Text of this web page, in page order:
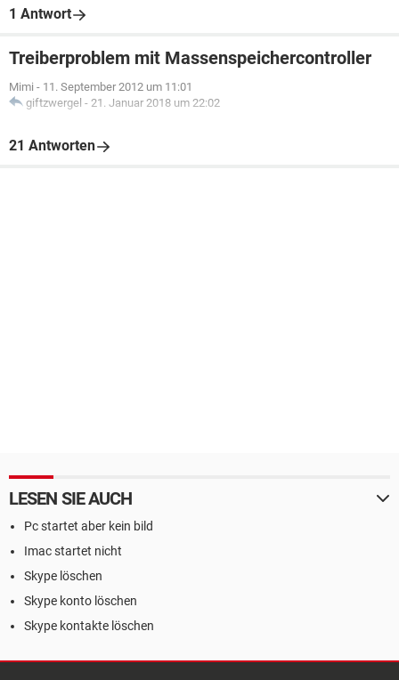
1 Antwort
Treiberproblem mit Massenspeichercontroller
Mimi - 11. September 2012 um 11:01
giftzwergel - 21. Januar 2018 um 22:02
21 Antworten
LESEN SIE AUCH
Pc startet aber kein bild
Imac startet nicht
Skype löschen
Skype konto löschen
Skype kontakte löschen